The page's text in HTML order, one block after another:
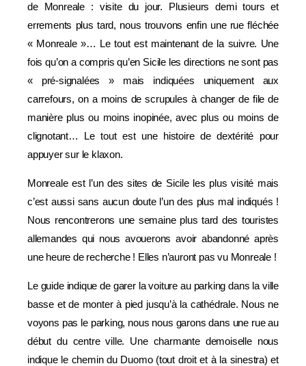
de Monreale : visite du jour. Plusieurs demi tours et
errements plus tard, nous trouvons enfin une rue fléchée
« Monreale »… Le tout est maintenant de la suivre. Une
fois qu’on a compris qu’en Sicile les directions ne sont pas
« pré-signalées » mais indiquées uniquement aux
carrefours, on a moins de scrupules à changer de file de
manière plus ou moins inopinée, avec plus ou moins de
clignotant… Le tout est une histoire de dextérité pour
appuyer sur le klaxon.
Monreale est l’un des sites de Sicile les plus visité mais
c’est aussi sans aucun doute l’un des plus mal indiqués !
Nous rencontrerons une semaine plus tard des touristes
allemandes qui nous avouerons avoir abandonné après
une heure de recherche ! Elles n’auront pas vu Monreale !
Le guide indique de garer la voiture au parking dans la ville
basse et de monter à pied jusqu’à la cathédrale. Nous ne
voyons pas le parking, nous nous garons dans une rue au
début du centre ville. Une charmante demoiselle nous
indique le chemin du Duomo (tout droit et à la sinestra) et